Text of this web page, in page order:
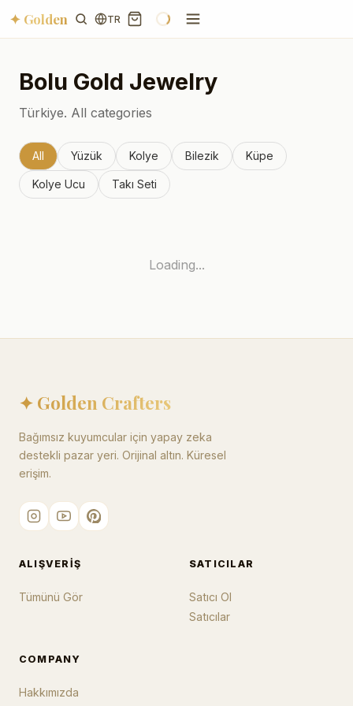
✦ Golden TR
Bolu Gold Jewelry
Türkiye. All categories
All Yüzük Kolye Bilezik Küpe
Kolye Ucu Takı Seti
Loading...
✦ Golden Crafters
Bağımsız kuyumcular için yapay zeka
destekli pazar yeri. Orijinal altın. Küresel
erişim.
ALIŞVERIŞ
Tümünü Gör
SATICILAR
Satıcı Ol
Satıcılar
COMPANY
Hakkımızda